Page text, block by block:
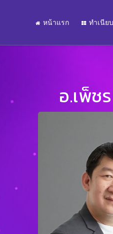
หน้าแรก ทำเนีย
อ.เพ็ช